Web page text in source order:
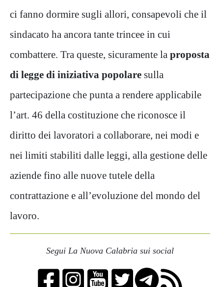
ci fanno dormire sugli allori, consapevoli che il
sindacato ha ancora tante trincee in cui
combattere. Tra queste, sicuramente la proposta
di legge di iniziativa popolare sulla
partecipazione che punta a rendere applicabile
l’art. 46 della costituzione che riconosce il
diritto dei lavoratori a collaborare, nei modi e
nei limiti stabiliti dalle leggi, alla gestione delle
aziende fino alle nuove tutele della
contrattazione e all’evoluzione del mondo del
lavoro.
Segui La Nuova Calabria sui social